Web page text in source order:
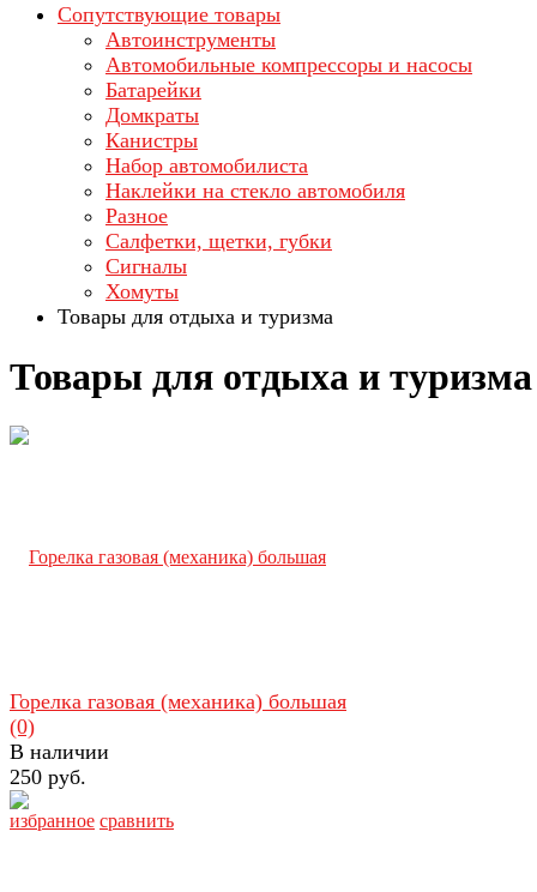
Сопутствующие товары
Автоинструменты
Автомобильные компрессоры и насосы
Батарейки
Домкраты
Канистры
Набор автомобилиста
Наклейки на стекло автомобиля
Разное
Салфетки, щетки, губки
Сигналы
Хомуты
Товары для отдыха и туризма
Товары для отдыха и туризма
избранное сравнить
Горелка газовая (механика) большая
(0)
В наличии
250 руб.